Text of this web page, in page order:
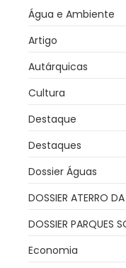
Água e Ambiente
Artigo
Autárquicas
Cultura
Destaque
Destaques
Dossier Águas
DOSSIER ATERRO
DOSSIER PARQUES
Economia